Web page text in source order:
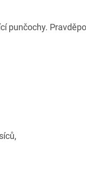
punčochy.